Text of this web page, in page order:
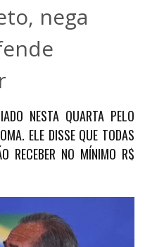
nega
NESTA QUARTA PELO
ELE DISSE QUE TODAS
RECEBER NO MÍNIMO R$